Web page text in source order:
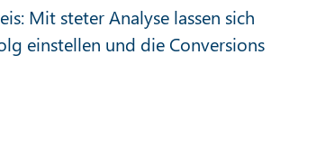
Mit steter Analyse lassen sich
einstellen und die Conversions